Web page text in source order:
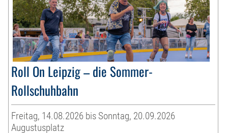
Roll On Leipzig – die Sommer-
Rollschuhbahn
Freitag, 14.08.2026 bis Sonntag, 20.09.2026
Augustusplatz